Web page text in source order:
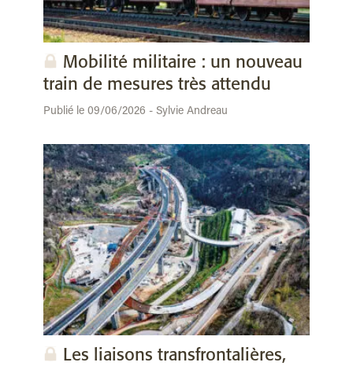
Mobilité militaire : un nouveau
train de mesures très attendu
Publié le 09/06/2026 - Sylvie Andreau
Les liaisons transfrontalières,